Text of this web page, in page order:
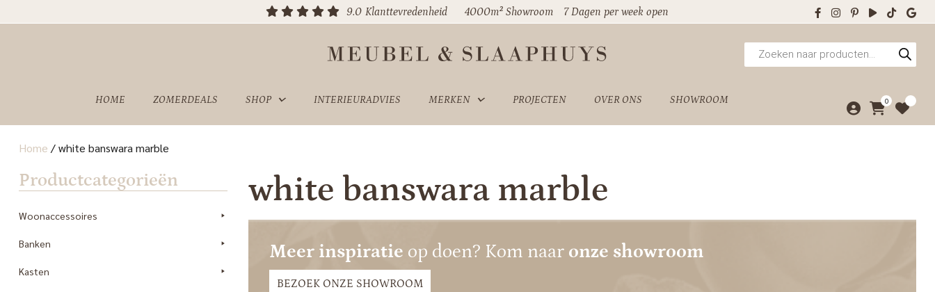
9.0 Klanttevredenheid 4000m² Showroom 7 Dagen per week open
Producten
zoeken
HOME ZOMERDEALS SHOP INTERIEURADVIES MERKEN PROJECTEN OVER ONS SHOWROOM 0
Home /white banswara marble
Productcategorieën
Woonaccessoires
Banken
Kasten
white banswara marble
Meer inspiratie op doen? Kom naar onze showroom
BEZOEK ONZE SHOWROOM